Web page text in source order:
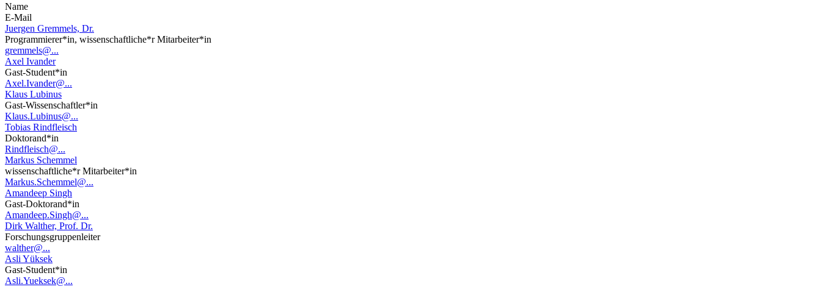
Name
E-Mail
Juergen Gremmels, Dr.
Programmierer*in, wissenschaftliche*r Mitarbeiter*in
gremmels@...
Axel Ivander
Gast-Student*in
Axel.Ivander@...
Klaus Lubinus
Gast-Wissenschaftler*in
Klaus.Lubinus@...
Tobias Rindfleisch
Doktorand*in
Rindfleisch@...
Markus Schemmel
wissenschaftliche*r Mitarbeiter*in
Markus.Schemmel@...
Amandeep Singh
Gast-Doktorand*in
Amandeep.Singh@...
Dirk Walther, Prof. Dr.
Forschungsgruppenleiter
walther@...
Asli Yüksek
Gast-Student*in
Asli.Yueksek@...